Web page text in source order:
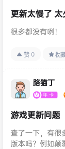
更新太慢了 太
很多都没有咧！
赞 0 收
路猫丁
游戏更新问题
查了一下，有很
版本吗？例如颠